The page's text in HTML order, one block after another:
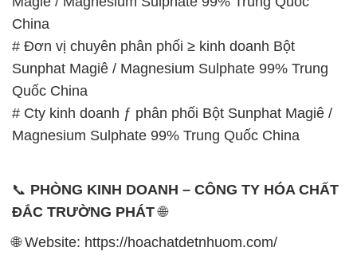
0902.765.866
📧 Email: hoachat@dactruongphat.vn
GIỜ LÀM VIỆC TẠI CÔNG TY HÓA CHẤT ĐẮC
TRƯỜNG PHÁT
Thời gian làm việctại Hóa Chất Đắc Trường Phát
được tổ chức như sau:
chiều: từ 12h30 đến 17h
12h30 đến 16h